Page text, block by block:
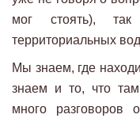
мог стоять),
территориальных
Мы знаем, где
знаем и то, что
много разговоров